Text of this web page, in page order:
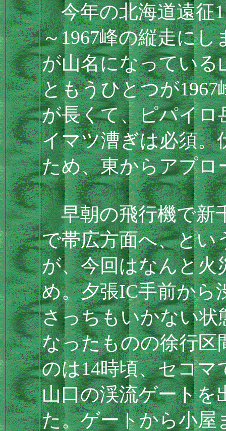
今年の北海道遠征1
～1967峰の縦走に
が山名になっている
ともうひとつが
が長くて、ピパイロ
イマツ漕ぎは必須。
ため、東からアプ
早朝の飛行機で新
で帯広方面へ、とい
が、今回はなんと火
め。夕張IC手前から
さっちもいかない状
なったものの徐行区
のは14時頃、セコ
山口の渓流ゲートを
た。ゲートから小屋